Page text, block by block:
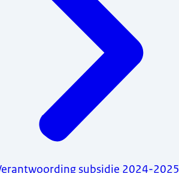
subsidie 2024-2025